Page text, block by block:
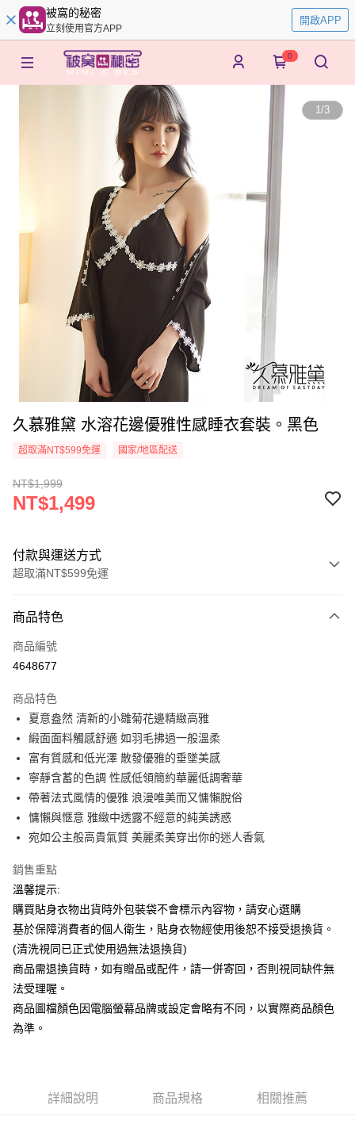
被窩的秘密
立刻使用官方APP
開啟APP
0
1/3
久慕雅黛 水溶花邊優雅性感睡衣套裝。黑色
超取滿NT$599免運 國家/地區配送
NT$1,999
NT$1,499
付款與運送方式
超取滿NT$599免運
信用卡一次付款
超商取貨付款
Apple Pay
街口支付
悠遊付
ATM付款
運送方式
全家付款取貨
每筆NT$65，滿NT$599(含以上)免運費
7-11付款取貨
每筆NT$65，滿NT$599(含以上)免運費
宅配
每筆NT$80，滿NT$599(含以上)免運費
商品特色
商品編號
4648677
商品特色
夏意盎然 清新的小雛菊花邊精緻高雅
緞面面料觸感舒適 如羽毛拂過一般溫柔
富有質感和低光澤 散發優雅的垂墜美感
寧靜含蓄的色調 性感低領簡約華麗低調奢華
帶著法式風情的優雅 浪漫唯美而又慵懶脫俗
慵懶與愜意 雅緻中透露不經意的純美誘惑
宛如公主般高貴氣質 美麗柔美穿出你的迷人香氣
銷售重點
溫馨提示:
購買貼身衣物出貨時外包裝袋不會標示內容物，請安心選購
基於保障消費者的個人衛生，貼身衣物經使用後恕不接受退換貨。
(清洗視同已正式使用過無法退換貨)
商品需退換貨時，如有贈品或配件，請一併寄回，否則視同缺件無
法受理喔。
商品圖檔顏色因電腦螢幕品牌或設定會略有不同，以實際商品顏色
為準。
詳細說明 商品規格 相關推薦